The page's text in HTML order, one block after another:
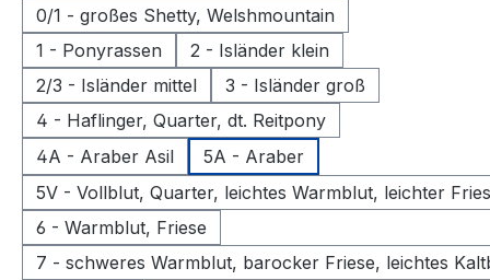
0/1 - großes Shetty, Welshmountain
1 - Ponyrassen
2 - Isländer klein
2/3 - Isländer mittel
3 - Isländer groß
4 - Haflinger, Quarter, dt. Reitpony
4A - Araber Asil
5A - Araber
5V - Vollblut, Quarter, leichtes Warmblut, leichter
6 - Warmblut, Friese
7 - schweres Warmblut, barocker Friese, leichtes